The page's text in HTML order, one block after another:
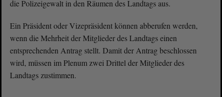
die Polizeigewalt in den Räumen des Landtags aus.
Ein Präsident oder Vizepräsident können abberufen werden,
wenn die Mehrheit der Mitglieder des Landtags einen
entsprechenden Antrag stellt. Damit der Antrag beschlossen
wird, müssen im Plenum zwei Drittel der Mitglieder des
Landtags zustimmen.